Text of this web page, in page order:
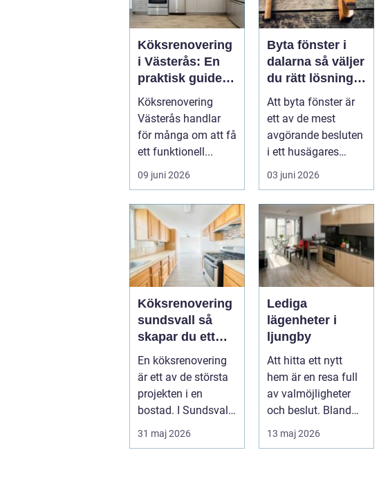
Köksrenovering
i Västerås: En
praktisk guide
till ett lyckat
projekt
Köksrenovering
Västerås handlar
för många om att få
ett funktionell...
09 juni 2026
Byta fönster i
dalarna så väljer
du rätt lösning
för hus och
klimat
Att byta fönster är
ett av de mest
avgörande besluten
i ett husägares
livscykel med sitt
hem. Rätt f...
03 juni 2026
Köksrenovering
sundsvall så
skapar du ett
hållbart och
funktionellt kök
En köksrenovering
är ett av de största
projekten i en
bostad. I Sundsvall
handlar det ofta om
att ko...
31 maj 2026
Lediga
lägenheter i
ljungby
Att hitta ett nytt
hem är en resa full
av valmöjligheter
och beslut. Bland
småländska skogar
och sjö...
13 maj 2026